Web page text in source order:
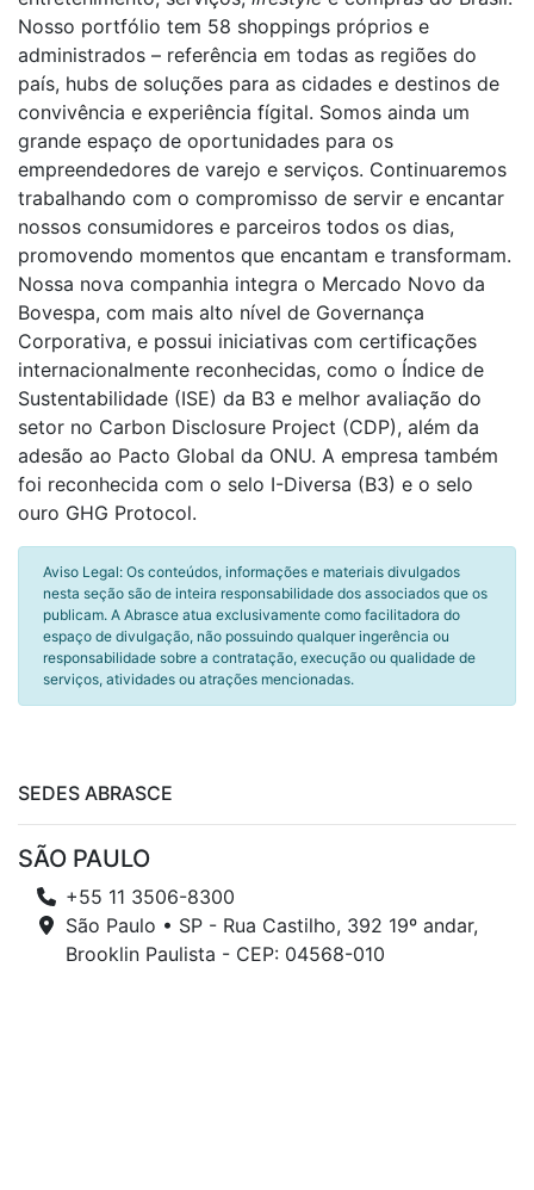
Nosso portfólio tem 58 shoppings próprios e
administrados – referência em todas as regiões do
país, hubs de soluções para as cidades e destinos de
convivência e experiência fígital. Somos ainda um
grande espaço de oportunidades para os
empreendedores de varejo e serviços. Continuaremos
trabalhando com o compromisso de servir e encantar
nossos consumidores e parceiros todos os dias,
promovendo momentos que encantam e transformam.
Nossa nova companhia integra o Mercado Novo da
Bovespa, com mais alto nível de Governança
Corporativa, e possui iniciativas com certificações
internacionalmente reconhecidas, como o Índice de
Sustentabilidade (ISE) da B3 e melhor avaliação do
setor no Carbon Disclosure Project (CDP), além da
adesão ao Pacto Global da ONU. A empresa também
foi reconhecida com o selo I-Diversa (B3) e o selo
ouro GHG Protocol.
Aviso Legal: Os conteúdos, informações e materiais divulgados
nesta seção são de inteira responsabilidade dos associados que os
publicam. A Abrasce atua exclusivamente como facilitadora do
espaço de divulgação, não possuindo qualquer ingerência ou
responsabilidade sobre a contratação, execução ou qualidade de
serviços, atividades ou atrações mencionadas.
SEDES ABRASCE
SÃO PAULO
+55 11 3506-8300
São Paulo • SP - Rua Castilho, 392 19º andar,
Brooklin Paulista - CEP: 04568-010